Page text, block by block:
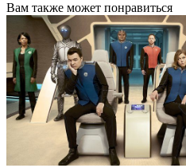
Вам также может понравиться